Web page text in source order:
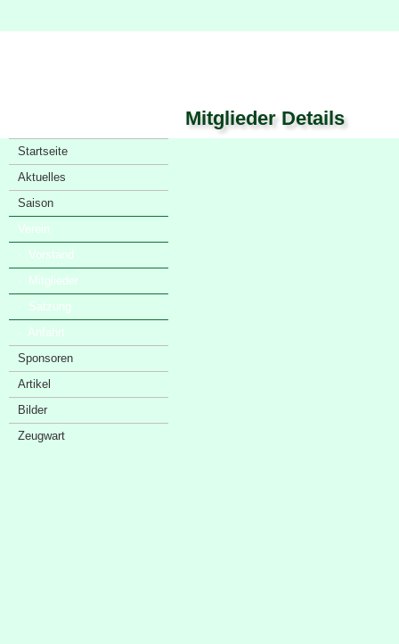
Mitglieder Details
Startseite
Aktuelles
Saison
Verein
· Vorstand
· Mitglieder
· Satzung
· Anfahrt
Sponsoren
Artikel
Bilder
Zeugwart